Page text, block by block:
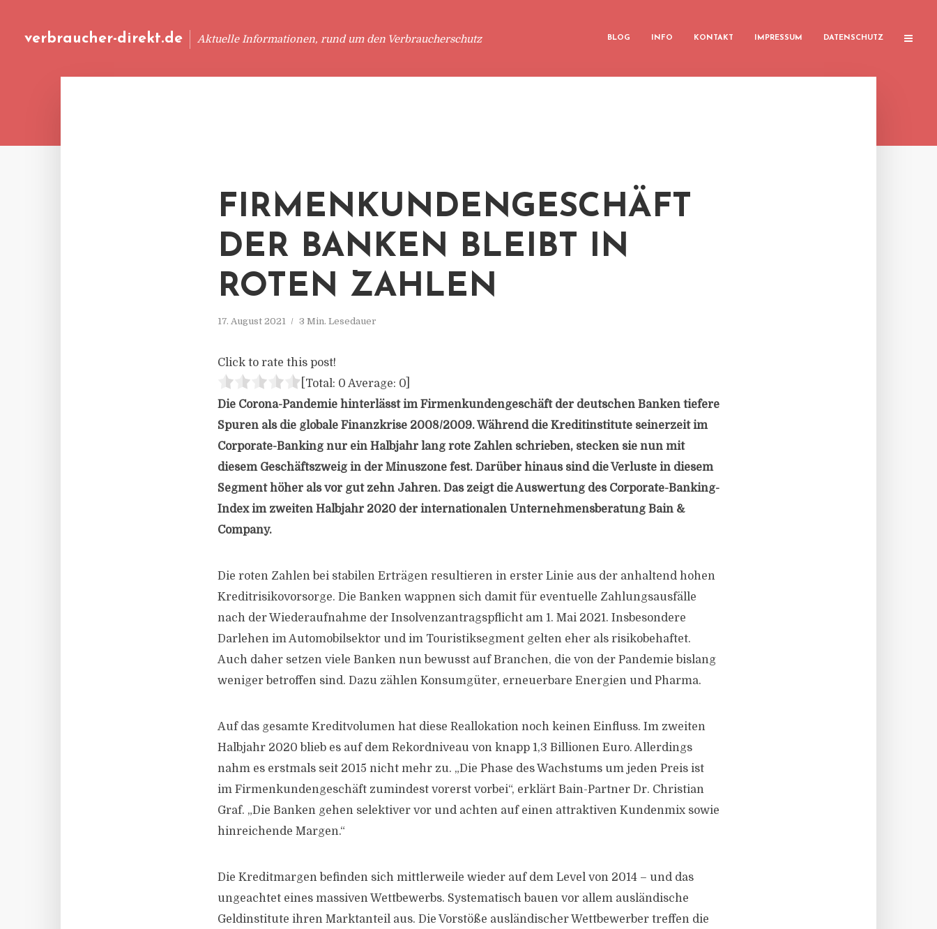
verbraucher-direkt.de Aktuelle Informationen, rund um den Verbraucherschutz BLOG INFO KONTAKT IMPRESSUM DATENSCHUTZ
FIRMENKUNDENGESCHÄFT
DER BANKEN BLEIBT IN
ROTEN ZAHLEN
17. August 2021 3 Min. Lesedauer
Click to rate this post!
[Total: 0 Average: 0
Die Corona-Pandemie hinterlässt im Firmenkundengeschäft der deutschen Banken tiefere
Spuren als die globale Finanzkrise 2008/2009. Während die Kreditinstitute seinerzeit im
Corporate-Banking nur ein Halbjahr lang rote Zahlen schrieben, stecken sie nun mit
diesem Geschäftszweig in der Minuszone fest. Darüber hinaus sind die Verluste in diesem
Segment höher als vor gut zehn Jahren. Das zeigt die Auswertung des Corporate-Banking-
Index im zweiten Halbjahr 2020 der internationalen Unternehmensberatung Bain &
Company.
Die roten Zahlen bei stabilen Erträgen resultieren in erster Linie aus der anhaltend hohen
Kreditrisikovorsorge. Die Banken wappnen sich damit für eventuelle Zahlungsausfälle
nach der Wiederaufnahme der Insolvenzantragspflicht am 1. Mai 2021. Insbesondere
Darlehen im Automobilsektor und im Touristiksegment gelten eher als risikobehaftet.
Auch daher setzen viele Banken nun bewusst auf Branchen, die von der Pandemie bislang
weniger betroffen sind. Dazu zählen Konsumgüter, erneuerbare Energien und Pharma.
Auf das gesamte Kreditvolumen hat diese Reallokation noch keinen Einfluss. Im zweiten
Halbjahr 2020 blieb es auf dem Rekordniveau von knapp 1,3 Billionen Euro. Allerdings
nahm es erstmals seit 2015 nicht mehr zu. „Die Phase des Wachstums um jeden Preis ist
im Firmenkundengeschäft zumindest vorerst vorbei“, erklärt Bain-Partner Dr. Christian
Graf. „Die Banken gehen selektiver vor und achten auf einen attraktiven Kundenmix sowie
hinreichende Margen.“
Die Kreditmargen befinden sich mittlerweile wieder auf dem Level von 2014 – und das
ungeachtet eines massiven Wettbewerbs. Systematisch bauen vor allem ausländische
Geldinstitute ihren Marktanteil aus. Die Vorstöße ausländischer Wettbewerber treffen die